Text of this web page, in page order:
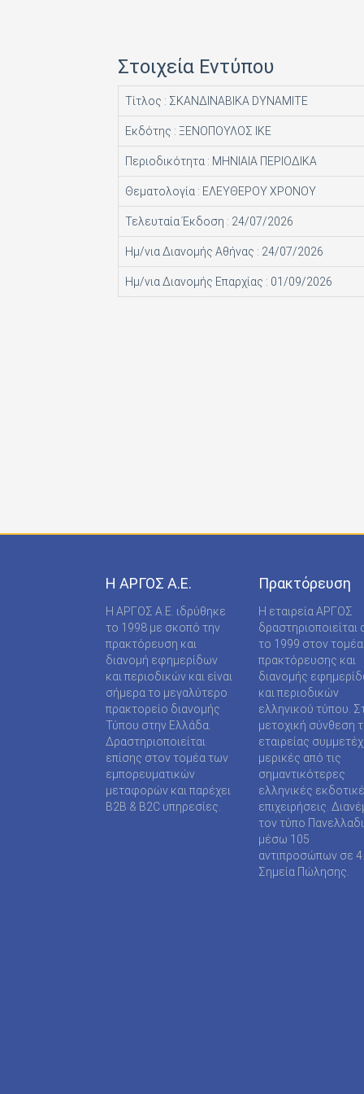
ICONS TV ΜΟΝΟΠΡΟΣΩΠΗ Ι Κ Ε
INFO EDITIONS Ε Ε
INTRACORD ΛΕΝΑ ΜΟΝΟΠΡΟΣΩΠΗ ΙΚΕ
M.V. PRESS ΜΟΝΟΠΡΟΣΩΠΗ ΙΚΕ
MAD MAX Ε Ε
MEDIA ΜΑΘΙΟΥΔΑΚΗΣ Α.Ε.
MEDIA2DAY ΕΚΔΟΤΙΚΗ Α.Ε
MILKRO HELLAS HELLAS PUBL. SERVICES LTD
S.A.J.P. ΕΚΔΟΤΙΚΗ ΙΚΕ
SABD ΕΚΔΟΤΙΚΗ Α.Ε
SHOP SUPPLY ΠΡΟΜΗΘΕΙΕΣ
SPORTDAY ΑΕΠΕΕ
STARCOM PRESS ΕΤΑΙΡΕΙΑ
SUPER MEDIA ΕΚΔΟΤΙΚΕΣ ΕΠΙΧΕΙΡΗΣΕΙΣ ΙΚΕ
TAXHEAVEN A.E
TELEVISION PRINT ΜΟΝΟΠΡΟΣΩΠΗ Ι Κ Ε
Στοιχεία Εντύπου
Τίτλος : ΣΚΑΝΔΙΝΑΒΙΚΑ DYNAMITE
Εκδότης : ΞΕΝΟΠΟΥΛΟΣ ΙΚΕ
Περιοδικότητα : ΜΗΝΙΑΙΑ ΠΕΡΙΟΔΙΚΑ
Θεματολογία : ΕΛΕΥΘΕΡΟΥ ΧΡΟΝΟΥ
Τελευταία Έκδοση : 24/07/2026
Ημ/νια Διανομής Αθήνας : 24/07/2026
Ημ/νια Διανομής Επαρχίας : 01/09/2026
Η ΑΡΓΟΣ A.E.
Η ΑΡΓΟΣ A.E. ιδρύθηκε
το 1998 με σκοπό την
πρακτόρευση και
διανομή εφημερίδων
και περιοδικών και είναι
σήμερα το μεγαλύτερο
πρακτορείο διανομής
Τύπου στην Ελλάδα.
Δραστηριοποιείται
επίσης στον τομέα των
εμπορευματικών
μεταφορών και παρέχει
B2B & B2C υπηρεσίες.
Πρακτόρευση
Η εταιρεία ΑΡΓΟΣ
δραστηριοποιείται
το 1999 στον τομέα
πρακτόρευσης και
διανομής
και περιοδικών
ελληνικού τύπου.
μετοχική σύνθεση
εταιρείας
μερικές από τις
σημαντικότερες
ελληνικές
επιχειρήσεις.
τον τύπο
μέσω 105
αντιπροσώπων σε
Σημεία Πώλησης.